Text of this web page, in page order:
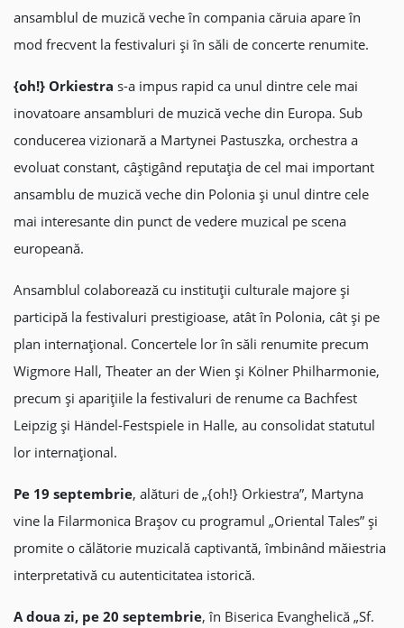
ansamblul de muzică veche în compania căruia apare în
mod frecvent la festivaluri și în săli de concerte renumite.
{oh!} Orkiestra s-a impus rapid ca unul dintre cele mai
inovatoare ansambluri de muzică veche din Europa. Sub
conducerea vizionară a Martynei Pastuszka, orchestra a
evoluat constant, câștigând reputația de cel mai important
ansamblu de muzică veche din Polonia și unul dintre cele
mai interesante din punct de vedere muzical pe scena
europeană.
Ansamblul colaborează cu instituții culturale majore și
participă la festivaluri prestigioase, atât în Polonia, cât și pe
plan internațional. Concertele lor în săli renumite precum
Wigmore Hall, Theater an der Wien și Kölner Philharmonie,
precum și aparițiile la festivaluri de renume ca Bachfest
Leipzig și Händel-Festspiele in Halle, au consolidat statutul
lor internațional.
Pe 19 septembrie, alături de „{oh!} Orkiestra”, Martyna
vine la Filarmonica Brașov cu programul „Oriental Tales” și
promite o călătorie muzicală captivantă, îmbinând măiestria
interpretativă cu autenticitatea istorică.
A doua zi, pe 20 septembrie, în Biserica Evanghelică „Sf.